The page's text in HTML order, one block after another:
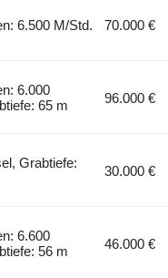
6.500 M/Std. 70.000 €
6.000
65 m
96.000 €
Grabtiefe:
30.000 €
6.600
56 m
46.000 €